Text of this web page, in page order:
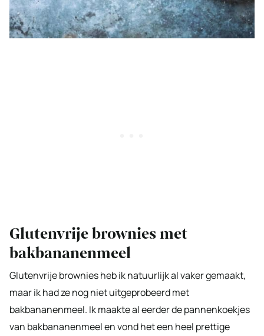
Glutenvrije brownies met
bakbananenmeel
Glutenvrije brownies heb ik natuurlijk al vaker gemaakt,
maar ik had ze nog niet uitgeprobeerd met
bakbananenmeel. Ik maakte al eerder de pannenkoekjes
van bakbananenmeel en vond het een heel prettige